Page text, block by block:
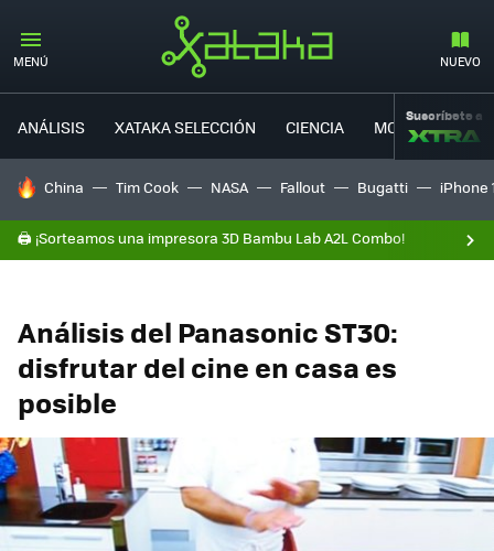
MENÚ NUEVO
ANÁLISIS XATAKA SELECCIÓN CIENCIA MOVILIDAD
Suscríbete a
HOY SE HABLA DE
China Tim Cook NASA Fallout Bugatti iPhone
🖨️ ¡Sorteamos una impresora 3D Bambu Lab A2L Combo!
Análisis del Panasonic ST30:
disfrutar del cine en casa es
posible